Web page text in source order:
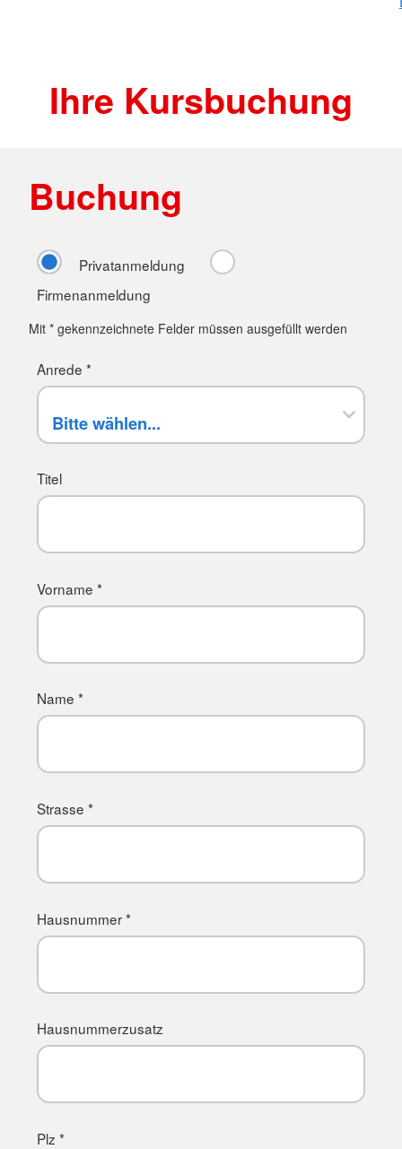
Ihre Kursbuchung
Buchung
Privatanmeldung
Firmenanmeldung
Mit * gekennzeichnete Felder müssen ausgefüllt werden
Anrede *
Titel
Vorname *
Name *
Strasse *
Hausnummer *
Hausnummerzusatz
Plz *